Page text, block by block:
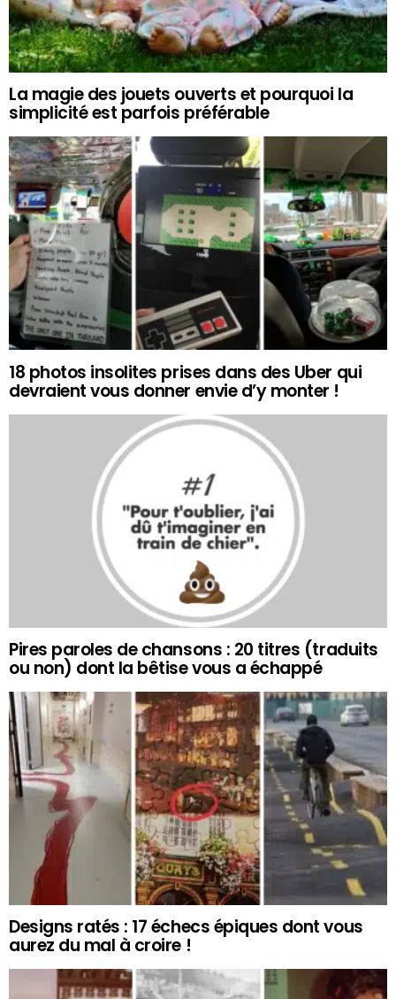
La magie des jouets ouverts et pourquoi la
simplicité est parfois préférable
18 photos insolites prises dans des Uber qui
devraient vous donner envie d’y monter !
Pires paroles de chansons : 20 titres (traduits
ou non) dont la bêtise vous a échappé
Designs ratés : 17 échecs épiques dont vous
aurez du mal à croire !